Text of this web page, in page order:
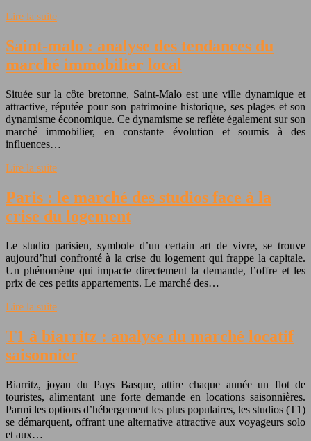
Lire la suite
Saint-malo : analyse des tendances du
marché immobilier local
Située sur la côte bretonne, Saint-Malo est une ville dynamique et
attractive, réputée pour son patrimoine historique, ses plages et son
dynamisme économique. Ce dynamisme se reflète également sur son
marché immobilier, en constante évolution et soumis à des
influences…
Lire la suite
Paris : le marché des studios face à la
crise du logement
Le studio parisien, symbole d’un certain art de vivre, se trouve
aujourd’hui confronté à la crise du logement qui frappe la capitale.
Un phénomène qui impacte directement la demande, l’offre et les
prix de ces petits appartements. Le marché des…
Lire la suite
T1 à biarritz : analyse du marché locatif
saisonnier
Biarritz, joyau du Pays Basque, attire chaque année un flot de
touristes, alimentant une forte demande en locations saisonnières.
Parmi les options d’hébergement les plus populaires, les studios (T1)
se démarquent, offrant une alternative attractive aux voyageurs solo
et aux…